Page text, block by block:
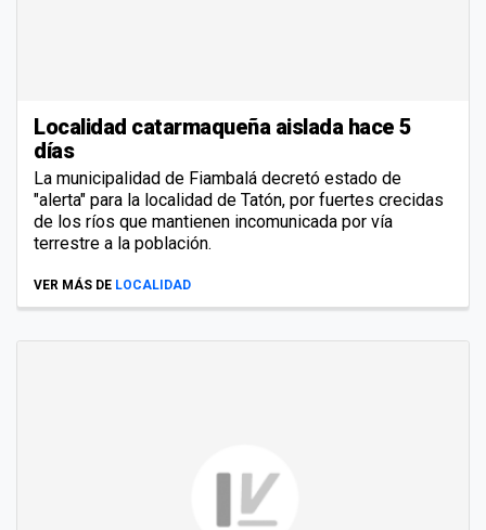
Localidad catarmaqueña aislada hace 5
días
La municipalidad de Fiambalá decretó estado de
"alerta" para la localidad de Tatón, por fuertes crecidas
de los ríos que mantienen incomunicada por vía
terrestre a la población.
VER MÁS DE LOCALIDAD